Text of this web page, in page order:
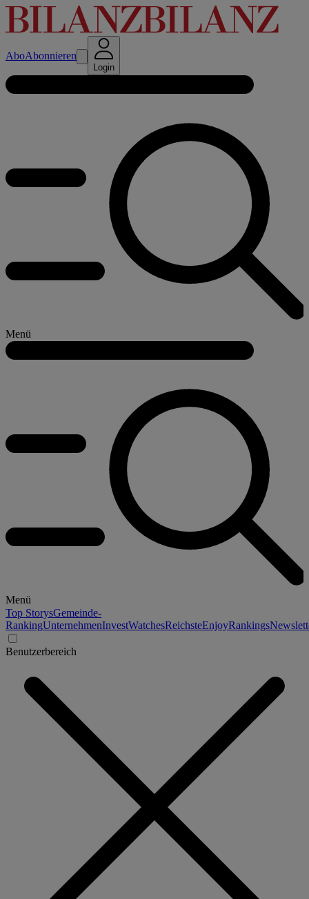
AboAbonnieren
Login
Menü
Menü
Top StorysGemeinde-
RankingUnternehmenInvestWatchesReichsteEnjoyRankings
Benutzerbereich